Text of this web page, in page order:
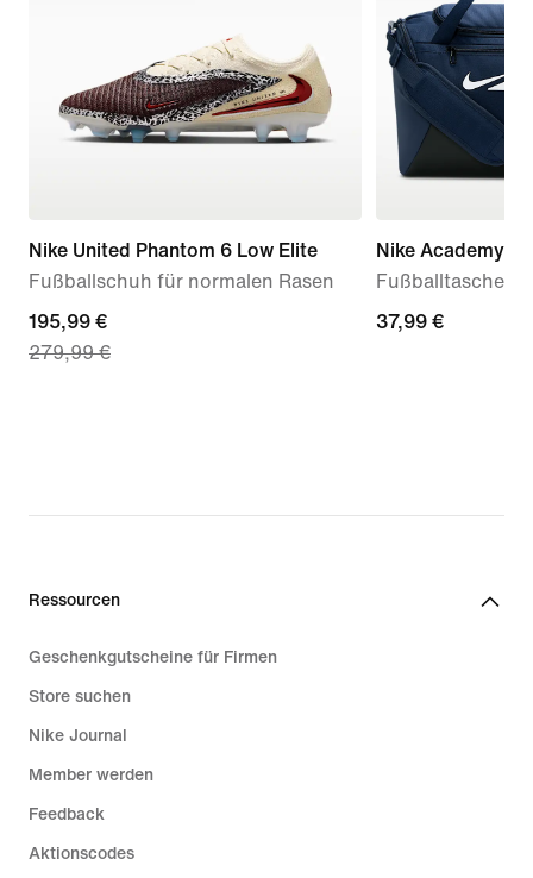
Nike United Phantom 6 Low Elite
Fußballschuh für normalen Rasen
current
price
195,99 €
279,99 €
Nike Academy
Fußballtasche
37,99 €
37,99 €
Ressourcen
Geschenkgutscheine für Firmen
Store suchen
Nike Journal
Member werden
Feedback
Aktionscodes